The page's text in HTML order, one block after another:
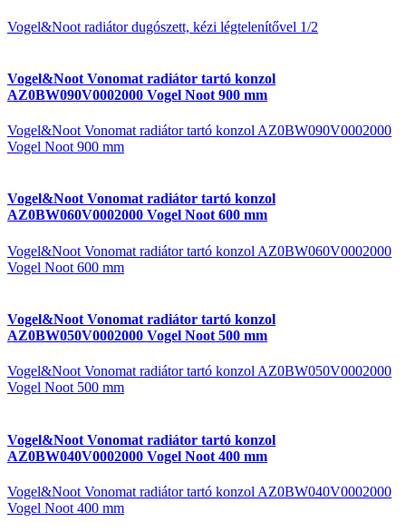
Vogel&Noot radiátor dugószett, kézi légtelenítővel 1/2
Vogel&Noot Vonomat radiátor tartó konzol
AZ0BW090V0002000 Vogel Noot 900 mm
Vogel&Noot Vonomat radiátor tartó konzol AZ0BW090V0002000
Vogel Noot 900 mm
Vogel&Noot Vonomat radiátor tartó konzol
AZ0BW060V0002000 Vogel Noot 600 mm
Vogel&Noot Vonomat radiátor tartó konzol AZ0BW060V0002000
Vogel Noot 600 mm
Vogel&Noot Vonomat radiátor tartó konzol
AZ0BW050V0002000 Vogel Noot 500 mm
Vogel&Noot Vonomat radiátor tartó konzol AZ0BW050V0002000
Vogel Noot 500 mm
Vogel&Noot Vonomat radiátor tartó konzol
AZ0BW040V0002000 Vogel Noot 400 mm
Vogel&Noot Vonomat radiátor tartó konzol AZ0BW040V0002000
Vogel Noot 400 mm